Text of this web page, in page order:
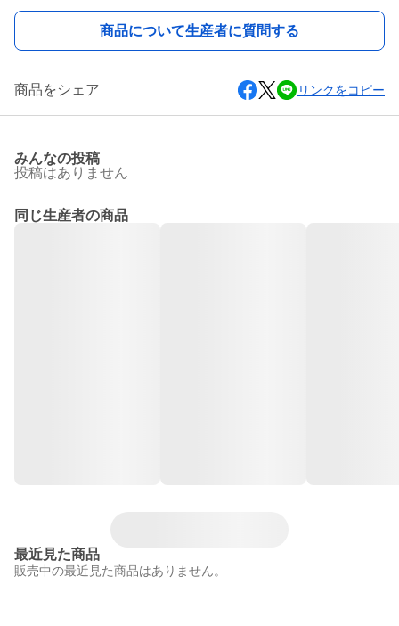
商品について生産者に質問する
商品をシェア リンクをコピー
みんなの投稿
投稿はありません
同じ生産者の商品
最近見た商品
販売中の最近見た商品はありません。